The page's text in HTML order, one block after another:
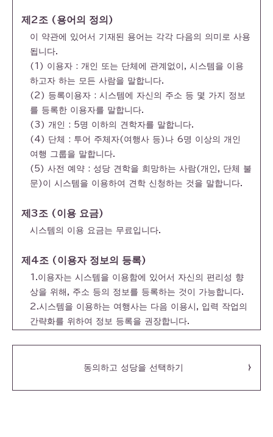
제2조 (용어의 정의)
이 약관에 있어서 기재된 용어는 각각 다음의 의미로 사용
됩니다.
(1) 이용자 : 개인 또는 단체에 관계없이, 시스템을 이용
하고자 하는 모든 사람을 말합니다.
(2) 등록이용자 : 시스템에 자신의 주소 등 몇 가지 정보
를 등록한 이용자를 말합니다.
(3) 개인 : 5명 이하의 견학자를 말합니다.
(4) 단체 : 투어 주체자(여행사 등)나 6명 이상의 개인
여행 그룹을 말합니다.
(5) 사전 예약 : 성당 견학을 희망하는 사람(개인, 단체 불
문)이 시스템을 이용하여 견학 신청하는 것을 말합니다.
제3조 (이용 요금)
시스템의 이용 요금는 무료입니다.
제4조 (이용자 정보의 등록)
1.이용자는 시스템을 이용함에 있어서 자신의 편리성 향
상을 위해, 주소 등의 정보를 등록하는 것이 가능합니다.
2.시스템을 이용하는 여행사는 다음 이용시, 입력 작업의
간략화를 위하여 정보 등록을 권장합니다.
1.등록이용자는 본인의 로그인 ID 및 비밀번호의 사용, 관
동의하고 성당을 선택하기